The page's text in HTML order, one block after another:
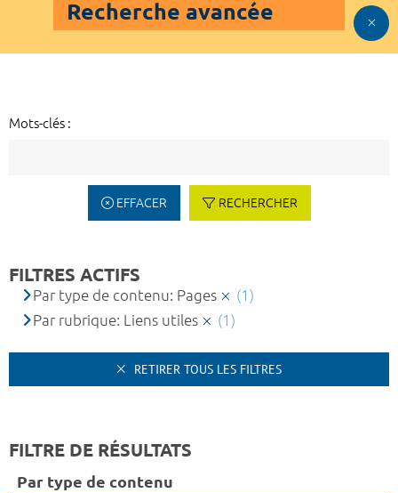
Recherche avancée
Mots-clés :
EFFACER RECHERCHER
FILTRES ACTIFS
Par type de contenu: Pages
(1)
Par rubrique: Liens utiles
(1)
RETIRER TOUS LES FILTRES
FILTRE DE RÉSULTATS
Par type de contenu